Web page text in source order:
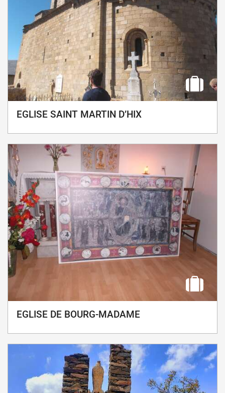
EGLISE SAINT MARTIN D’HIX
EGLISE DE BOURG-MADAME